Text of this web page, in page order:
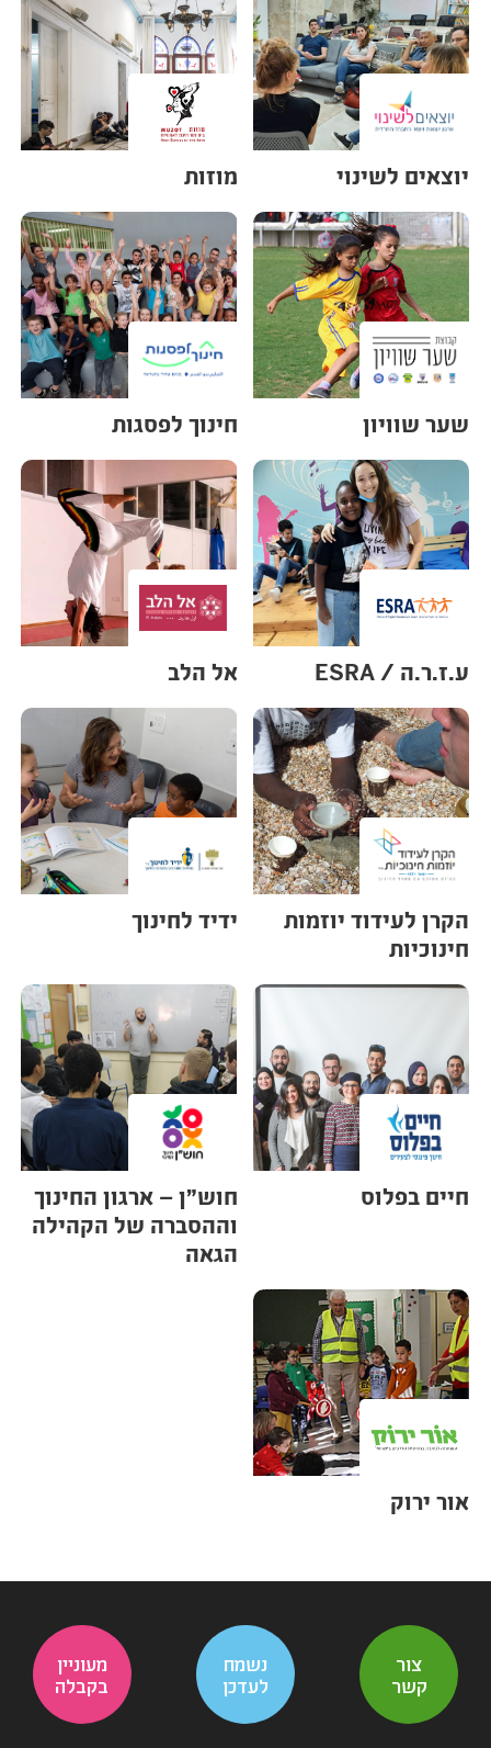
יוצאים לשינוי מוזות
שער שוויון חינוך לפסגות
ע.ז.ר.ה / ESRA אל הלב
הקרן לעידוד יוזמות
חינוכיות
ידיד לחינוך
חיים בפלוס
חוש"ן – ארגון החינוך
וההסברה של הקהילה
הגאה
אור ירוק
צור
קשר
נשמח
לעדכן
מעוניין
בקבלה